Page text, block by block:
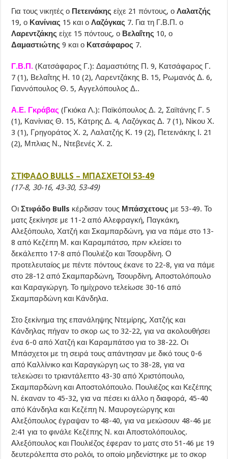
Για τους νικητές ο Πετεινάκηςείχε 21 πόντους, οΛαλατζής
19, ο Κανίνιας 15 και οΛαζόγκας 7. Για τη Γ.Β.Π. ο
Λαρεντζάκηςείχε 15 πόντους, ο Βελαΐτης 10, ο
Δαμαστιώτης9 και ο Κατσάφαρος 7.
Γ.Β.Π. (Κατσάφαρος Γ.): Δαμαστιότης Π. 9, Κατσάφαρος Γ.
7 (1), Βελαΐτης Η. 10 (2), Λαρεντζάκης Β. 15, Ρωμανός Δ. 6,
Γιαννόπουλος Θ. 5, Αγγελόπουλος Δ..
Α.Ε. Γκράβας (Γκιόκα Λ.): Παϊκόπουλος Δ. 2, Σαϊτάνης Γ. 5
(1), Κανίνιας Θ. 15, Κάτρης Δ. 4, Λαζόγκας Δ. 7 (1), Νίκου Χ.
3 (1), Γρηγοράτος Χ. 2, Λαλατζής Κ. 19 (2), Πετεινάκης Ι. 21
(2), Μπλιας Ν., Ντεβενές Χ. 2.
ΣΤΙΦΑΔΟ BULLS – ΜΠΑΣΧΕΤΟΙ 53-49
(17-8, 30-16, 43-30, 53-49)
Οι Στιφάδο Bulls κέρδισαν τους Μπάσχετους με 53-49. Το
ματς ξεκίνησε με 11-2 από Αλεφραγκή, Παγκάκη,
Αλεξόπουλο, Χατζή και Σκαμπαρδώνη, για να πάμε στο 13-
8 από Κεζέπη Μ. και Καραμπάτσο, πριν κλείσει το
δεκάλεπτο 17-8 από Πουλιέζο και Τσουρδίνη. Ο
προτελευταίος με πέντε πόντους έκανε το 22-8, για να πάμε
στο 28-12 από Σκαμπαρδώνη, Τσουρδίνη, Αποστολόπουλο
και Καραγιώργη. Το ημίχρονο τελείωσε 30-16 από
Σκαμπαρδώνη και Κάνδηλα.
Στο ξεκίνημα της επανάληψης Ντεμίρης, Χατζής και
Κάνδηλας πήγαν το σκορ ως το 32-22, για να ακολουθήσει
ένα 6-0 από Χατζή και Καραμπάτσο για το 38-22. Οι
Μπάσχετοι με τη σειρά τους απάντησαν με δικό τους 0-6
από Καλλίνικο και Καραγιώργη ως το 38-28, για να
τελειώσει το τριαντάλεπτο 43-30 από Χριστόπουλο,
Σκαμπαρδώνη και Αποστολόπουλο. Πουλιέζος και Κεζέπης
Ν. έκαναν το 45-32, για να πέσει κι άλλο η διαφορά, 45-40
από Κάνδηλα και Κεζέπη Ν. Μαυρογεώργης και
Αλεξόπουλος έγραψαν το 48-40, για να μειώσουν 48-46 με
2:41 για το φινάλε Κεζέπης Ν. και Αποστολόπουλος.
Αλεξόπουλος και Πουλιέζος έφεραν το ματς στο 51-46 με 19
δευτερόλεπτα στο ρολόι, το οποίο μηδενίστηκε με το σκορ